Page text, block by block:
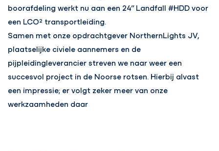
boorafdeling werkt nu aan een 24” Landfall #HDD voor
een LCO² transportleiding.
Samen met onze opdrachtgever NorthernLights JV,
plaatselijke civiele aannemers en de
pijpleidingleverancier streven we naar weer een
succesvol project in de Noorse rotsen. Hierbij alvast
een impressie; er volgt zeker meer van onze
werkzaamheden daar